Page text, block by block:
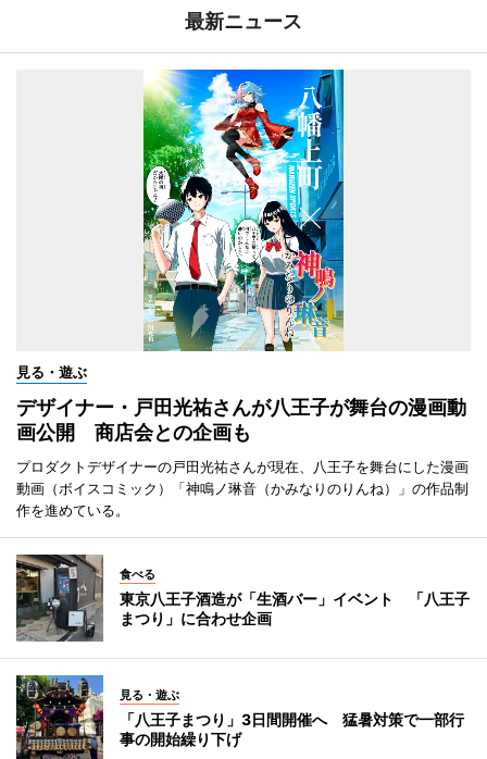
最新ニュース
見る・遊ぶ
デザイナー・戸田光祐さんが八王子が舞台の漫画動
画公開 商店会との企画も
プロダクトデザイナーの戸田光祐さんが現在、八王子を舞台にした漫画
動画（ボイスコミック）「神鳴ノ琳音（かみなりのりんね）」の作品制
作を進めている。
食べる
東京八王子酒造が「生酒バー」イベント 「八王子
まつり」に合わせ企画
見る・遊ぶ
「八王子まつり」3日間開催へ 猛暑対策で一部行
事の開始繰り下げ